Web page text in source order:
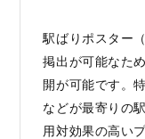
駅ばりポスター
掲出が可能なた
開が可能です。
などが最寄りの
用対効果の高い